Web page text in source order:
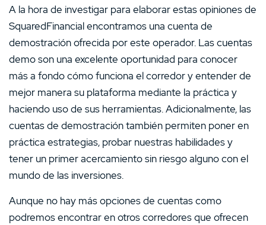
A la hora de investigar para elaborar estas opiniones de
SquaredFinancial encontramos una cuenta de
demostración ofrecida por este operador. Las cuentas
demo son una excelente oportunidad para conocer
más a fondo cómo funciona el corredor y entender de
mejor manera su plataforma mediante la práctica y
haciendo uso de sus herramientas. Adicionalmente, las
cuentas de demostración también permiten poner en
práctica estrategias, probar nuestras habilidades y
tener un primer acercamiento sin riesgo alguno con el
mundo de las inversiones.
Aunque no hay más opciones de cuentas como
podremos encontrar en otros corredores que ofrecen